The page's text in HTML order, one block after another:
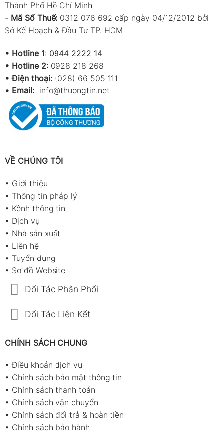
Thành Phố Hồ Chí Minh
- Mã Số Thuế: 0312 076 692 cấp ngày 04/12/2012 bởi
Sở Kế Hoạch & Đầu Tư TP. HCM
• Hotline 1: 0944 2222 14
• Hotline 2: 0928 218 268
• Điện thoại: (028) 66 505 111
• Email: info@thuongtin.net
VỀ CHÚNG TÔI
• Giới thiệu
• Thông tin pháp lý
• Kênh thông tin
• Dịch vụ
• Nhà sản xuất
• Liên hệ
• Tuyển dụng
• Sơ đồ Website
Đối Tác Phân Phối
Đối Tác Liên Kết
CHÍNH SÁCH CHUNG
•Điều khoản dịch vụ
• Chính sách bảo mật thông tin
• Chính sách thanh toán
• Chính sách vận chuyển
• Chính sách đổi trả & hoàn tiền
• Chính sách bảo hành